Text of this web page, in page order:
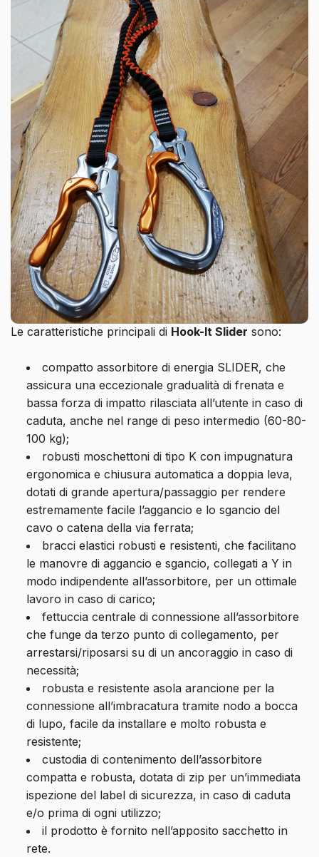
Le caratteristiche principali di Hook-It Slider sono:
compatto assorbitore di energia SLIDER, che
assicura una eccezionale gradualità di frenata e
bassa forza di impatto rilasciata all’utente in caso di
caduta, anche nel range di peso intermedio (60-80-
100 kg);
robusti moschettoni di tipo K con impugnatura
ergonomica e chiusura automatica a doppia leva,
dotati di grande apertura/passaggio per rendere
estremamente facile l’aggancio e lo sgancio del
cavo o catena della via ferrata;
bracci elastici robusti e resistenti, che facilitano
le manovre di aggancio e sgancio, collegati a Y in
modo indipendente all’assorbitore, per un ottimale
lavoro in caso di carico;
fettuccia centrale di connessione all’assorbitore
che funge da terzo punto di collegamento, per
arrestarsi/riposarsi su di un ancoraggio in caso di
necessità;
robusta e resistente asola arancione per la
connessione all’imbracatura tramite nodo a bocca
di lupo, facile da installare e molto robusta e
resistente;
custodia di contenimento dell’assorbitore
compatta e robusta, dotata di zip per un’immediata
ispezione del label di sicurezza, in caso di caduta
e/o prima di ogni utilizzo;
il prodotto è fornito nell’apposito sacchetto in
rete.